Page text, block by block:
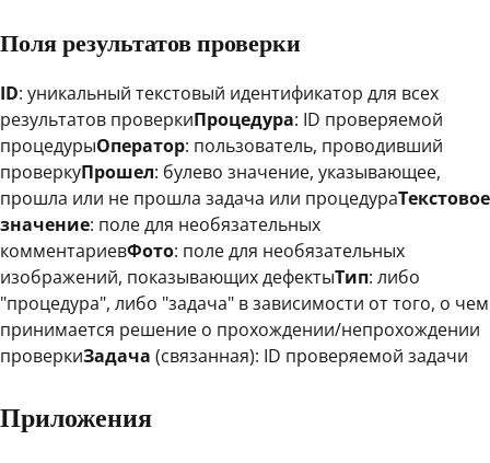
Поля результатов проверки
ID: уникальный текстовый идентификатор для всех
результатов проверкиПроцедура: ID проверяемой
процедурыОператор: пользователь, проводивший
проверкуПрошел: булево значение, указывающее,
прошла или не прошла задача или процедураТекстовое
значение: поле для необязательных
комментариевФото: поле для необязательных
изображений, показывающих дефектыТип: либо
"процедура", либо "задача" в зависимости от того, о чем
принимается решение о прохождении/непрохождении
проверкиЗадача (связанная): ID проверяемой задачи
Приложения